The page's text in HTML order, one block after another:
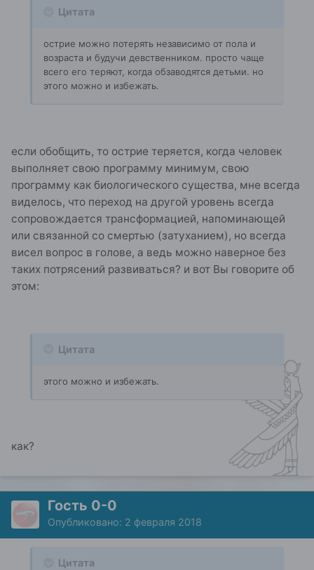
Цитата
острие можно потерять независимо от пола и
возраста и будучи девственником. просто чаще
всего его теряют, когда обзаводятся детьми. но
этого можно и избежать.
если обобщить, то острие теряется, когда человек
выполняет свою программу минимум, свою
программу как биологического существа, мне всегда
виделось, что переход на другой уровень всегда
сопровождается трансформацией, напоминающей
или связанной со смертью (затуханием), но всегда
висел вопрос в голове, а ведь можно наверное без
таких потрясений развиваться? и вот Вы говорите об
этом:
Цитата
этого можно и избежать.
как?
Гость 0-0
Опубликовано: 2 февраля 2018
Цитата